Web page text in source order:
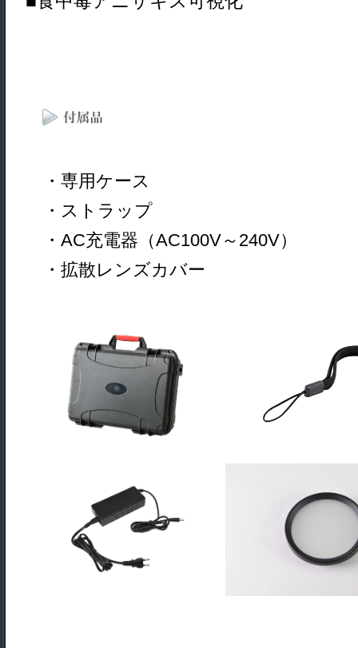
・専用ケース
・ストラップ
・AC充電器（AC100V～240V）
・拡散レンズカバー